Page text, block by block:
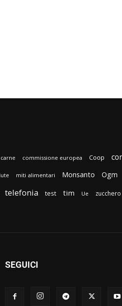
carne commissione europea Coop
miti alimentari Monsanto Ogm
telefonia test tim Ue zucchero
SEGUICI